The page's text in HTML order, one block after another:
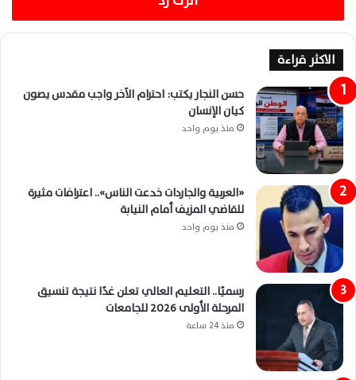
الاكثر قراءة
حسن النجار يكتب: احترام الآخر واجب مقدس يصون
كيان الإنسان
منذ يوم واحد
«العربية والجاردات خدعت الناس».. اعترافات مثيرة
للقاضي المزيف أمام النيابة
منذ يوم واحد
رسميًا.. التعليم العالي تعلن غدًا نتيجة تنسيق
المرحلة الأولى 2026 للجامعات
منذ 24 ساعة